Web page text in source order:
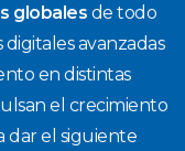
globales de todo
avanzadas
en distintas
el crecimiento
dar el siguiente